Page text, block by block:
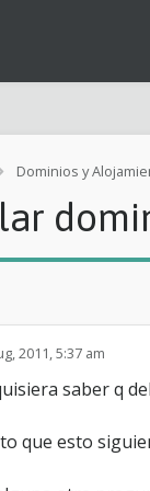
Dominios y
2011, 5:37 am
saber q
que esto